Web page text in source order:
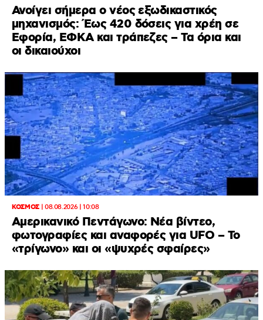
Ανοίγει σήμερα ο νέος εξωδικαστικός
μηχανισμός: Έως 420 δόσεις για χρέη σε
Εφορία, ΕΦΚΑ και τράπεζες – Τα όρια και
οι δικαιούχοι
ΚΟΣΜΟΣ| 08.08.2026 | 10:08
Αμερικανικό Πεντάγωνο: Νέα βίντεο,
φωτογραφίες και αναφορές για UFO – Το
«τρίγωνο» και οι «ψυχρές σφαίρες»